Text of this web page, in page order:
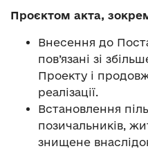
Проєктом акта,
Внесення до
пов’язані зі
Проекту і
реалізації.
Встановлення
позичальників,
знищене